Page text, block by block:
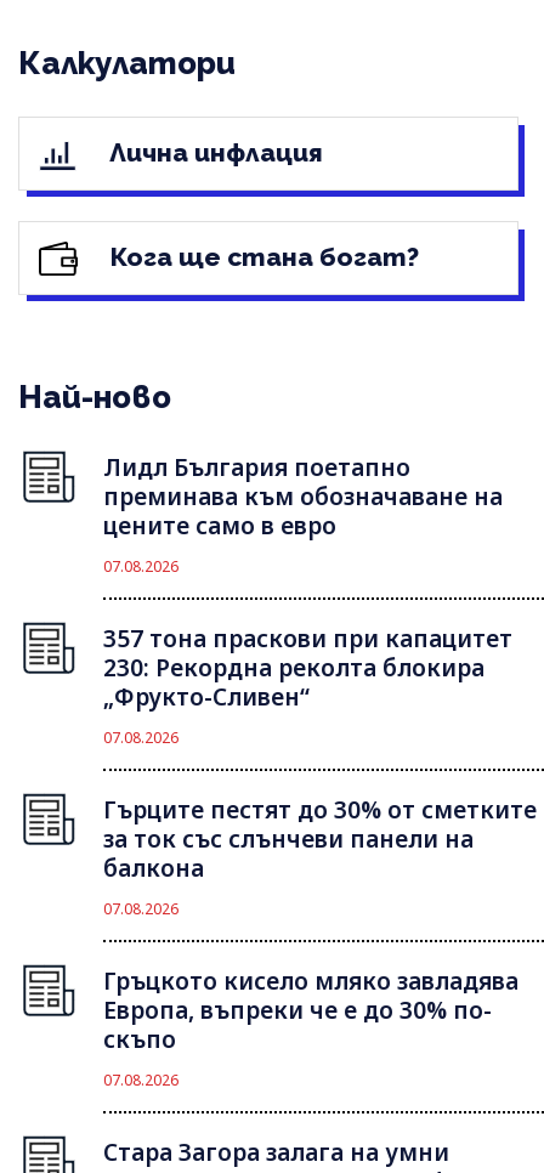
Калкулатори
Лична инфлация
Кога ще стана богат?
Най-ново
Лидл България поетапно
преминава към обозначаване на
цените само в евро
07.08.2026
357 тона праскови при капацитет
230: Рекордна реколта блокира
„Фрукто-Сливен“
07.08.2026
Гърците пестят до 30% от сметките
за ток със слънчеви панели на
балкона
07.08.2026
Гръцкото кисело мляко завладява
Европа, въпреки че е до 30% по-
скъпо
07.08.2026
Стара Загора залага на умни